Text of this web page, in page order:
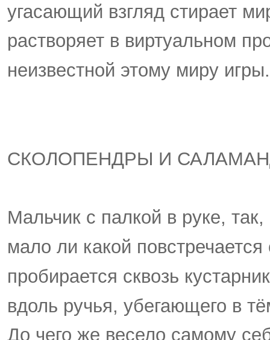
угасающий взгляд стирает
растворяет в виртуальном
неизвестной этому миру игры.
СКОЛОПЕНДРЫ И
Мальчик с палкой в руке,
мало ли какой
пробирается сквозь
вдоль ручья, убегающего в
До чего же весело самому